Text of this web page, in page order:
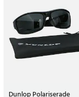
Dunlop Polariserade